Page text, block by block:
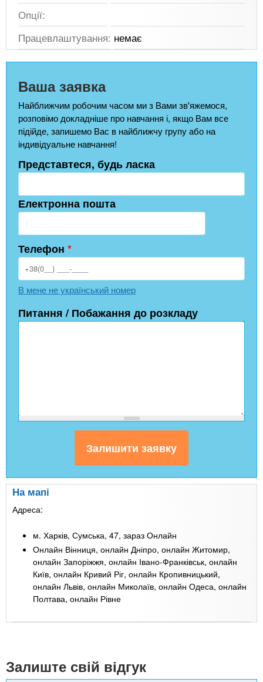
Опції:
Працевлаштування: немає
Ваша заявка
Найближчим робочим часом ми з Вами зв'яжемося,
розповімо докладніше про навчання і, якщо Вам все
підійде, запишемо Вас в найближчу групу або на
індивідуальне навчання!
Представтеся, будь ласка
Електронна пошта
Телефон *
В мене не український номер
Питання / Побажання до розкладу
На мапі
Адреса:
м. Харків, Сумська, 47, зараз Онлайн
Онлайн Вінниця, онлайн Дніпро, онлайн Житомир,
онлайн Запоріжжя, онлайн Івано-Франківськ, онлайн
Київ, онлайн Кривий Ріг, онлайн Кропивницький,
онлайн Львів, онлайн Миколаїв, онлайн Одеса, онлайн
Полтава, онлайн Рівне
Залиште свій відгук